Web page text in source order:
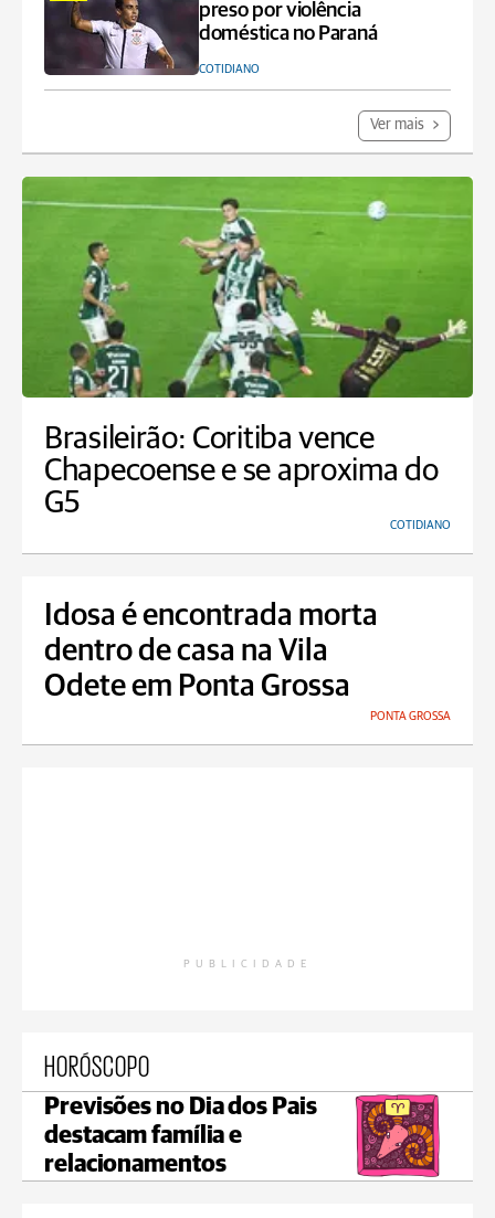
preso por violência
doméstica no Paraná
COTIDIANO
Ver mais
Brasileirão: Coritiba vence
Chapecoense e se aproxima do
G5
COTIDIANO
Idosa é encontrada morta
dentro de casa na Vila
Odete em Ponta Grossa
PONTA GROSSA
PUBLICIDADE
HORÓSCOPO
Previsões no Dia dos Pais
destacam família e
relacionamentos